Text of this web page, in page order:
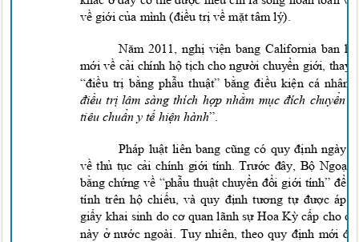
về giới của mình (điều trị về mặt tâm ly).
Năm 2011, nghị viện bang California ban
mới về cải chính hộ tịch cho người chuyển giới,
“điều trị bằng phẫu thuật” bằng điều kiện cá nhân
điều trị lâm sàng thích hợp nhằm mục đích chuyển
tiêu chuẩn y tế hiện hành”.
Pháp luật liên bang cũng có quy định ngày
về thủ tục cải chính giới tính. Trước đây, Bộ
bằng chứng về “phẫu thuật chuyển đổi giới tính” để
tính trên hộ chiếu, và quy định tương tự được
giấy khai sinh do cơ quan lãnh sự Hoa Kỳ cấp cho
này ở nước ngoài. Tuy nhiên, theo quy định mới